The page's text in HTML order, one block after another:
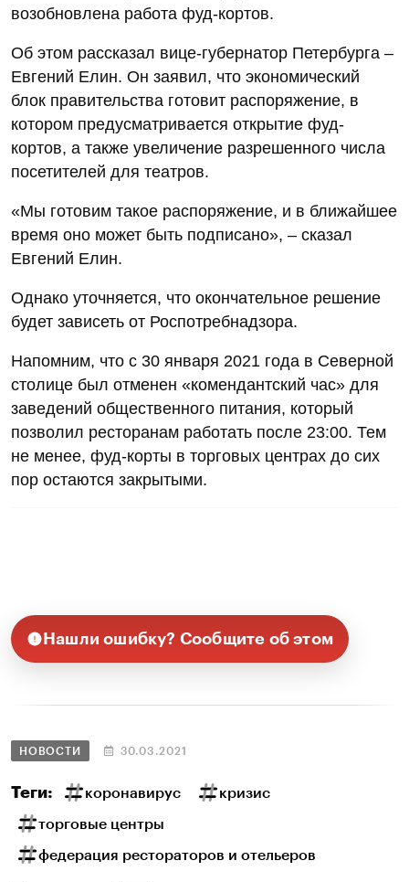
возобновлена работа фуд-кортов.
Об этом рассказал вице-губернатор Петербурга –
Евгений Елин. Он заявил, что экономический
блок правительства готовит распоряжение, в
котором предусматривается открытие фуд-
кортов, а также увеличение разрешенного числа
посетителей для театров.
«Мы готовим такое распоряжение, и в ближайшее
время оно может быть подписано», – сказал
Евгений Елин.
Однако уточняется, что окончательное решение
будет зависеть от Роспотребнадзора.
Напомним, что с 30 января 2021 года в Северной
столице был отменен «комендантский час» для
заведений общественного питания, который
позволил ресторанам работать после 23:00. Тем
не менее, фуд-корты в торговых центрах до сих
пор остаются закрытыми.
Нашли ошибку? Сообщите об этом
НОВОСТИ 30.03.2021
Теги: коронавирус кризис
торговые центры
федерация рестораторов и отельеров